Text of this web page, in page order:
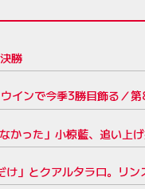
勝
インで今季3勝目飾る／
かった」小椋藍、追い上
」とクアルタラロ。リ